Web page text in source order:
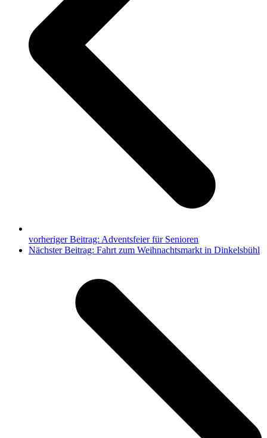
vorheriger Beitrag: Adventsfeier für Senioren
Nächster Beitrag: Fahrt zum Weihnachtsmarkt in Dinkelsbühl